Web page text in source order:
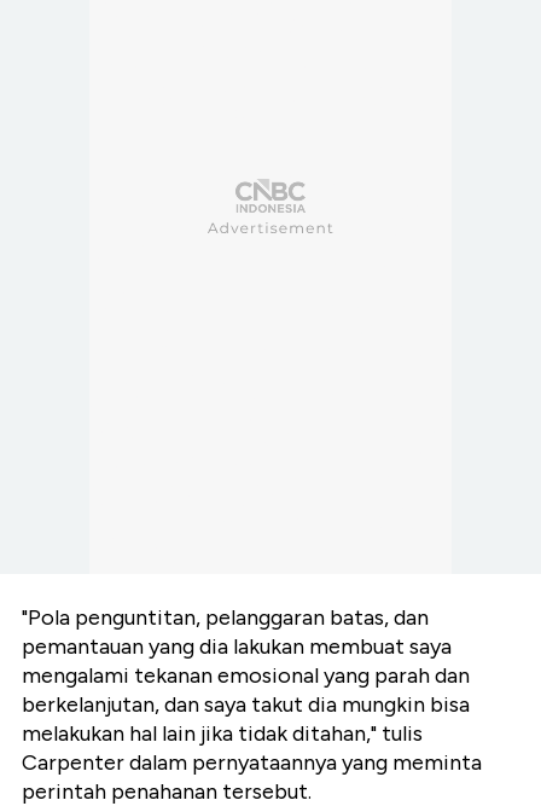
"Pola penguntitan, pelanggaran batas, dan
pemantauan yang dia lakukan membuat saya
mengalami tekanan emosional yang parah dan
berkelanjutan, dan saya takut dia mungkin bisa
melakukan hal lain jika tidak ditahan," tulis
Carpenter dalam pernyataannya yang meminta
perintah penahanan tersebut.